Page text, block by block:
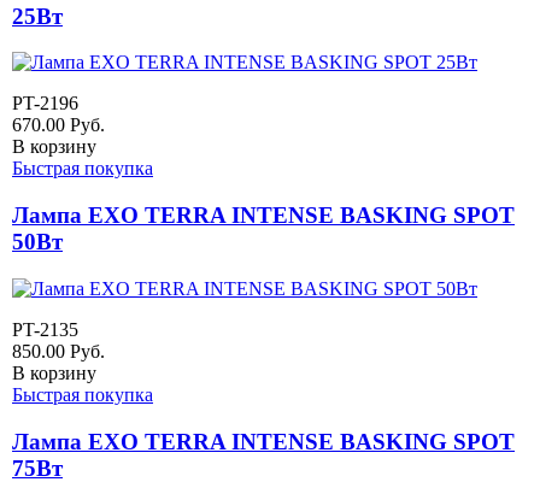
25Вт
PT-2196
670.00 Руб.
В корзину
Быстрая покупка
Лампа EXO TERRA INTENSE BASKING SPOT
50Вт
PT-2135
850.00 Руб.
В корзину
Быстрая покупка
Лампа EXO TERRA INTENSE BASKING SPOT
75Вт